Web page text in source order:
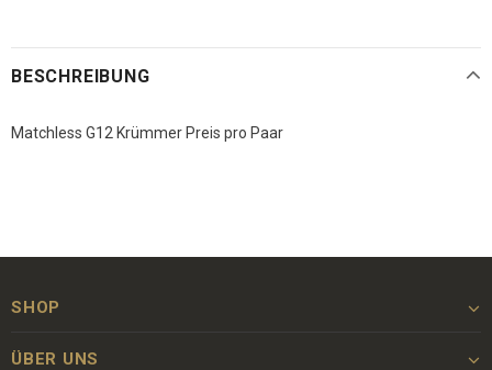
BESCHREIBUNG
Matchless G12 Krümmer Preis pro Paar
SHOP
ÜBER UNS